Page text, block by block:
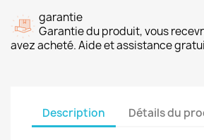
garantie
Garantie du produit, vous
avez acheté. Aide et assistance
Description Détails du